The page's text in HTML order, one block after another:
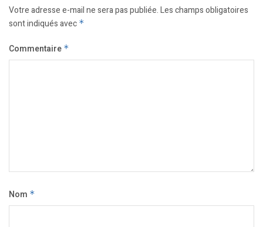
Votre adresse e-mail ne sera pas publiée.Les champs obligatoires
sont indiqués avec *
Commentaire *
Nom *